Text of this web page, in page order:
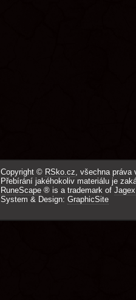
Copyright © RSko.cz, všechna práva
Přebírání jakéhokoliv materiálu je
RuneScape® is a trademark of Jagex
System & Design: GraphicSite